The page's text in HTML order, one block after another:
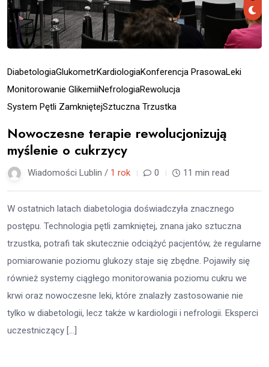
DiabetologiaGlukometrKardiologiaKonferencja PrasowaLeki
Monitorowanie GlikemiiNefrologiaRewolucja
System Pętli ZamkniętejSztuczna Trzustka
Nowoczesne terapie rewolucjonizują
myślenie o cukrzycy
Wiadomości Lublin / 1 rok 0 11 min read
W ostatnich latach diabetologia doświadczyła znacznego
postępu. Technologia pętli zamkniętej, znana jako sztuczna
trzustka, potrafi tak skutecznie odciążyć pacjentów, że regularne
pomiarowanie poziomu glukozy staje się zbędne. Pojawiły się
również systemy ciągłego monitorowania poziomu cukru we
krwi oraz nowoczesne leki, które znalazły zastosowanie nie
tylko w diabetologii, lecz także w kardiologii i nefrologii. Eksperci
uczestniczący […]